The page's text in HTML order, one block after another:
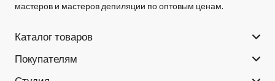
мастеров и мастеров депиляции по оптовым ценам.
Каталог товаров
Покупателям